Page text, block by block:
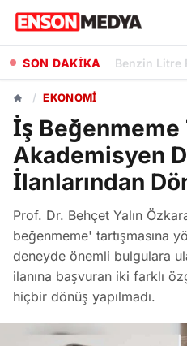
SON DAKİKA
/ EKONOMI
İş Beğenmeme
Akademisyen
İlanlarından
Prof. Dr. Behçet Yalın
beğenmeme' tartışmasına
deneyde önemli bulgulara
ilanına başvuran iki farklı
hiçbir dönüş yapılmadı.